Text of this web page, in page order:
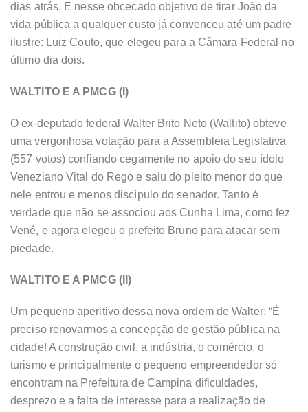
dias atrás. E nesse obcecado objetivo de tirar João da
vida pública a qualquer custo já convenceu até um padre
ilustre: Luiz Couto, que elegeu para a Câmara Federal no
último dia dois.
WALTITO E A PMCG (I)
O ex-deputado federal Walter Brito Neto (Waltito) obteve
uma vergonhosa votação para a Assembleia Legislativa
(557 votos) confiando cegamente no apoio do seu ídolo
Veneziano Vital do Rego e saiu do pleito menor do que
nele entrou e menos discípulo do senador. Tanto é
verdade que não se associou aos Cunha Lima, como fez
Vené, e agora elegeu o prefeito Bruno para atacar sem
piedade.
WALTITO E A PMCG (II)
Um pequeno aperitivo dessa nova ordem de Walter: “É
preciso renovarmos a concepção de gestão pública na
cidade! A construção civil, a indústria, o comércio, o
turismo e principalmente o pequeno empreendedor só
encontram na Prefeitura de Campina dificuldades,
desprezo e a falta de interesse para a realização de